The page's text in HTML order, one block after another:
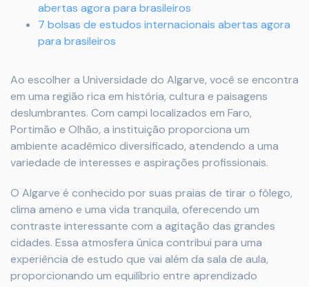
abertas agora para brasileiros
7 bolsas de estudos internacionais abertas agora
para brasileiros
Ao escolher a Universidade do Algarve, você se encontra
em uma região rica em história, cultura e paisagens
deslumbrantes. Com campi localizados em Faro,
Portimão e Olhão, a instituição proporciona um
ambiente acadêmico diversificado, atendendo a uma
variedade de interesses e aspirações profissionais.
O Algarve é conhecido por suas praias de tirar o fôlego,
clima ameno e uma vida tranquila, oferecendo um
contraste interessante com a agitação das grandes
cidades. Essa atmosfera única contribui para uma
experiência de estudo que vai além da sala de aula,
proporcionando um equilíbrio entre aprendizado